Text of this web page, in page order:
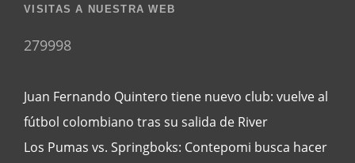
VISITAS A NUESTRA WEB
279998
Juan Fernando Quintero tiene nuevo club: vuelve al
fútbol colombiano tras su salida de River
Los Pumas vs. Springboks: Contepomi busca hacer